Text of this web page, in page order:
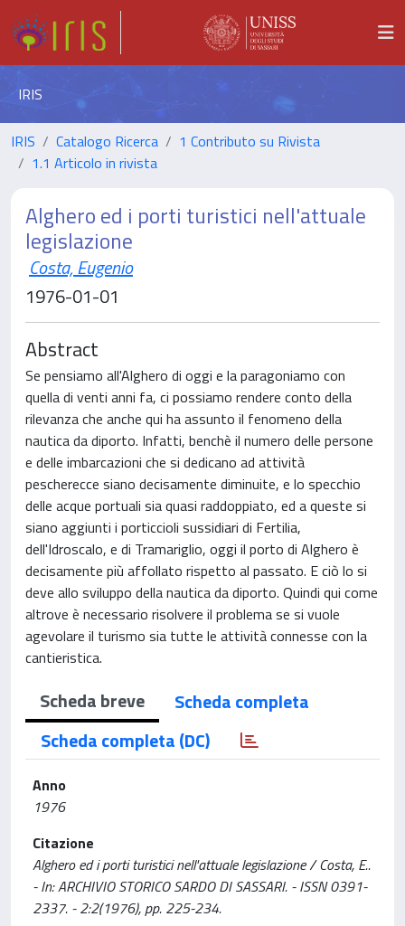
IRIS
IRIS Catalogo Ricerca
1 Contributo su Rivista
1.1 Articolo in rivista
Alghero ed i porti turistici nell'attuale
legislazione
Costa, Eugenio
1976-01-01
Abstract
Se pensiamo all'Alghero di oggi e la paragoniamo con
quella di venti anni fa, ci possiamo rendere conto della
rilevanza che anche qui ha assunto il fenomeno della
nautica da diporto. Infatti, benchè il numero delle persone
e delle imbarcazioni che si dedicano ad attività
pescherecce siano decisamente diminuite, e lo specchio
delle acque portuali sia quasi raddoppiato, ed a queste si
siano aggiunti i porticcioli sussidiari di Fertilia,
dell'Idroscalo, e di Tramariglio, oggi il porto di Alghero è
decisamente più affollato rispetto al passato. E ciò lo si
deve allo sviluppo della nautica da diporto. Quindi qui come
altrove è necessario risolvere il problema se si vuole
agevolare il turismo sia tutte le attività connesse con la
cantieristica.
Scheda breve
Scheda completa
Scheda completa (DC)
Anno
1976
Citazione
Alghero ed i porti turistici nell'attuale legislazione / Costa, E..
- In: ARCHIVIO STORICO SARDO DI SASSARI. - ISSN 0391-
2337. - 2:2(1976), pp. 225-234.